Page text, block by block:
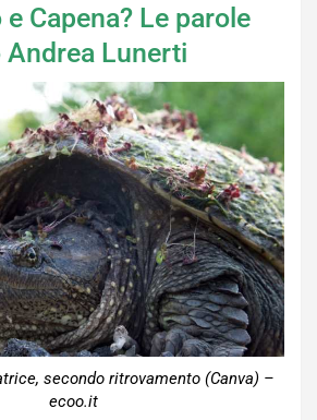
Capena? Le parole
Andrea Lunerti
secondo ritrovamento (Canva) –
ecoo.it